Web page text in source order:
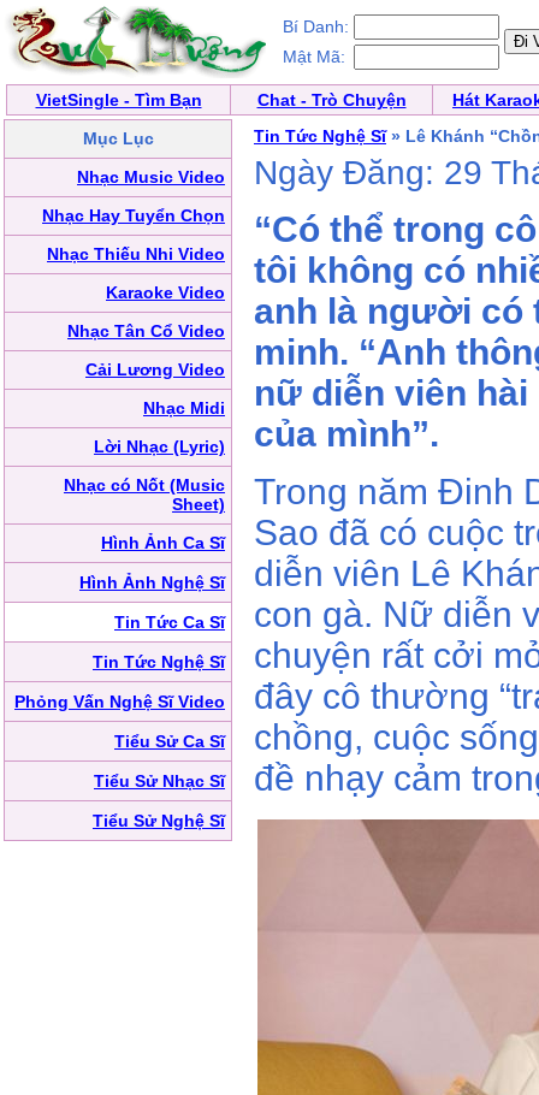
Bí Danh:
Mật Mã:
VietSingle - Tìm Bạn Chat - Trò Chuyện
Hát
Mục Lục
Nhạc Music Video
Nhạc Hay Tuyển Chọn
Nhạc Thiếu Nhi Video
Karaoke Video
Nhạc Tân Cổ Video
Cải Lương Video
Nhạc Midi
Lời Nhạc (Lyric)
Nhạc có Nốt (Music
Sheet)
Hình Ảnh Ca Sĩ
Hình Ảnh Nghệ Sĩ
Tin Tức Ca Sĩ
Tin Tức Nghệ Sĩ
Phỏng Vấn Nghệ Sĩ Video
Tiểu Sử Ca Sĩ
Tiểu Sử Nhạc Sĩ
Tiểu Sử Nghệ Sĩ
Tin Tức Nghệ Sĩ» Lê Khánh
Ngày Đăng: 29
“Có thể trong
tôi không có
anh là người có
minh. “Anh
nữ diễn viên
của mình”.
Trong năm Đinh
Sao đã có cuộc
diễn viên Lê
con gà. Nữ diễn
chuyện rất cởi
đây cô thường
chồng, cuộc
đề nhạy cảm